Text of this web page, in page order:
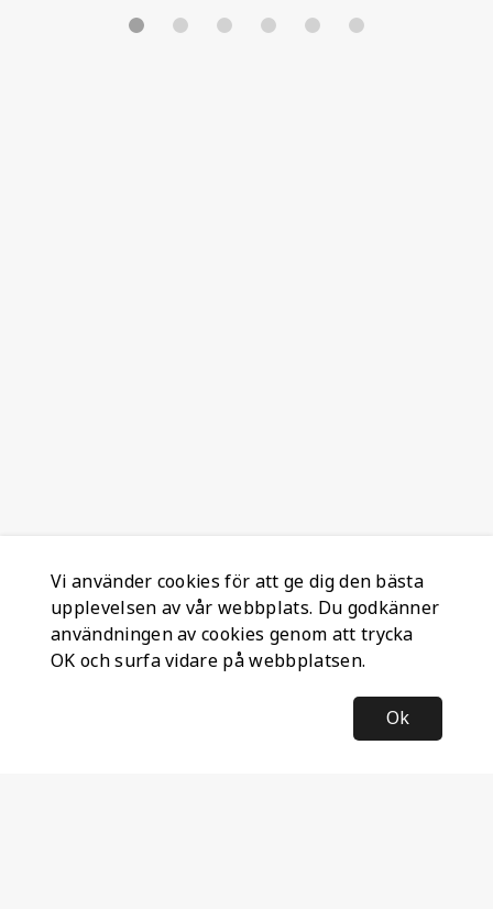
Vi använder cookies för att ge dig den bästa
upplevelsen av vår webbplats. Du godkänner
användningen av cookies genom att trycka
OK och surfa vidare på webbplatsen.
Ok